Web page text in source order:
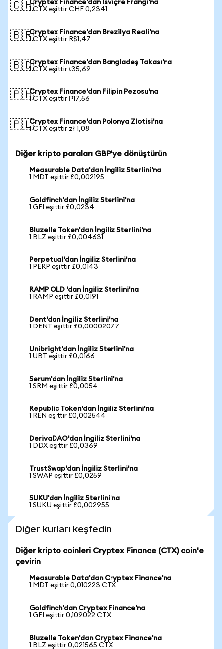
🇨🇭Cryptex Finance'dan İsviçre Frangı'na
1 CTX eşittir CHF 0,2341
🇧🇷Cryptex Finance'dan Brezilya Reali'na
1 CTX eşittir R$1,47
🇧🇩Cryptex Finance'dan Bangladeş Takası'na
1 CTX eşittir ৳35,69
🇵🇭Cryptex Finance'dan Filipin Pezosu'na
1 CTX eşittir ₱17,56
🇵🇱Cryptex Finance'dan Polonya Zlotisi'na
1 CTX eşittir zł 1,08
Diğer kripto paraları GBP'ye dönüştürün
Measurable Data'dan İngiliz Sterlini'na
1 MDT eşittir £0,002195
Goldfinch'dan İngiliz Sterlini'na
1 GFI eşittir £0,0234
Bluzelle Token'dan İngiliz Sterlini'na
1 BLZ eşittir £0,004631
Perpetual'dan İngiliz Sterlini'na
1 PERP eşittir £0,0143
RAMP OLD 'dan İngiliz Sterlini'na
1 RAMP eşittir £0,0191
Dent'dan İngiliz Sterlini'na
1 DENT eşittir £0,00002077
Unibright'dan İngiliz Sterlini'na
1 UBT eşittir £0,0166
Serum'dan İngiliz Sterlini'na
1 SRM eşittir £0,0054
Republic Token'dan İngiliz Sterlini'na
1 REN eşittir £0,002544
DerivaDAO'dan İngiliz Sterlini'na
1 DDX eşittir £0,0369
TrustSwap'dan İngiliz Sterlini'na
1 SWAP eşittir £0,0259
SUKU'dan İngiliz Sterlini'na
1 SUKU eşittir £0,002955
Diğer kurları keşfedin
Diğer kripto coinleri Cryptex Finance (CTX) coin'e
çevirin
Measurable Data'dan Cryptex Finance'na
1 MDT eşittir 0,010223 CTX
Goldfinch'dan Cryptex Finance'na
1 GFI eşittir 0,109022 CTX
Bluzelle Token'dan Cryptex Finance'na
1 BLZ eşittir 0,021565 CTX